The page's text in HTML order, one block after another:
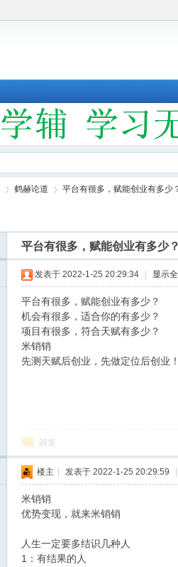
鹤赫论道
›
平台有很多，赋能创业有多少
​平台有很多，赋能创业有多少？
发表于 2022-1-25 20:29:34 显示
​平台有很多，赋能创业有多少？
​机会有很多，适合你的有多少？
​项目有很多，符合天赋有多少？
米销销
先测天赋后创业，​先做定位后创业
回复
楼主 发表于 2022-1-25 20:29:59
米销销
优势变现，就来米销销
人生一定要多结识几种人
1：有结果的人